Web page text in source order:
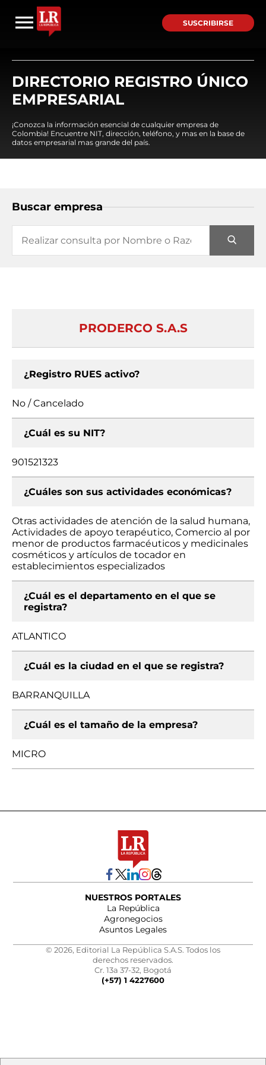
SUSCRIBIRSE
DIRECTORIO REGISTRO ÚNICO
EMPRESARIAL
¡Conozca la información esencial de cualquier empresa de
Colombia! Encuentre NIT, dirección, teléfono, y mas en la base de
datos empresarial mas grande del país.
Buscar empresa
PRODERCO S.A.S
¿Registro RUES activo?
No / Cancelado
¿Cuál es su NIT?
901521323
¿Cuáles son sus actividades económicas?
Otras actividades de atención de la salud humana,
Actividades de apoyo terapéutico, Comercio al por
menor de productos farmacéuticos y medicinales
cosméticos y artículos de tocador en
establecimientos especializados
¿Cuál es el departamento en el que se
registra?
ATLANTICO
¿Cuál es la ciudad en el que se registra?
BARRANQUILLA
¿Cuál es el tamaño de la empresa?
MICRO
NUESTROS PORTALES
La República
Agronegocios
Asuntos Legales
© 2026, Editorial La República S.A.S. Todos los
derechos reservados.
Cr. 13a 37-32, Bogotá
(+57) 1 4227600